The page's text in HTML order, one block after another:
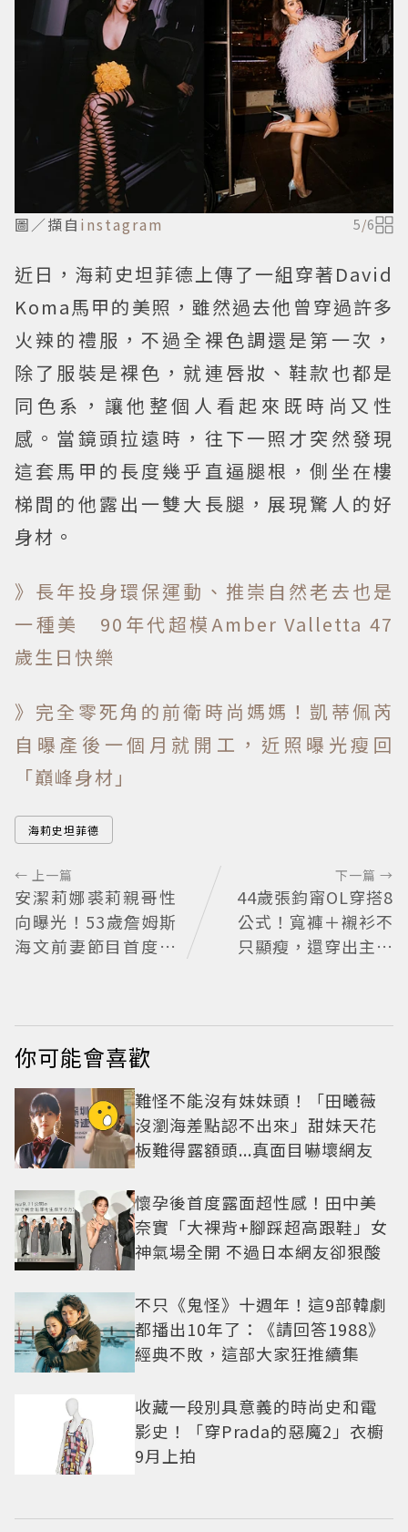
圖／擷自 instagram 5/6
近日，海莉史坦菲德上傳了一組穿著David
Koma馬甲的美照，雖然過去他曾穿過許多
火辣的禮服，不過全裸色調還是第一次，
除了服裝是裸色，就連唇妝、鞋款也都是
同色系，讓他整個人看起來既時尚又性
感。當鏡頭拉遠時，往下一照才突然發現
這套馬甲的長度幾乎直逼腿根，側坐在樓
梯間的他露出一雙大長腿，展現驚人的好
身材。
》長年投身環保運動、推崇自然老去也是
一種美 90年代超模Amber Valletta 47
歲生日快樂
》完全零死角的前衛時尚媽媽！凱蒂佩芮
自曝產後一個月就開工，近照曝光瘦回
「巔峰身材」
海莉史坦菲德
← 上一篇
安潔莉娜裘莉親哥性
向曝光！53歲詹姆斯
海文前妻節目首度認
下一篇 →
44歲張鈞甯OL穿搭8
公式！寬褲＋襯衫不
只顯瘦，還穿出主管
你可能會喜歡
難怪不能沒有妹妹頭！「田曦薇
沒瀏海差點認不出來」甜妹天花
板難得露額頭...真面目嚇壞網友
懷孕後首度露面超性感！田中美
奈實「大裸背+腳踩超高跟鞋」女
神氣場全開 不過日本網友卻狠酸
不只《鬼怪》十週年！這9部韓劇
都播出10年了：《請回答1988》
經典不敗，這部大家狂推續集
收藏一段別具意義的時尚史和電
影史！「穿Prada的惡魔2」衣櫥
9月上拍